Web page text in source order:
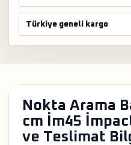
Türkiye geneli kargo
Nokta Arama
cm İm45
ve Teslimat